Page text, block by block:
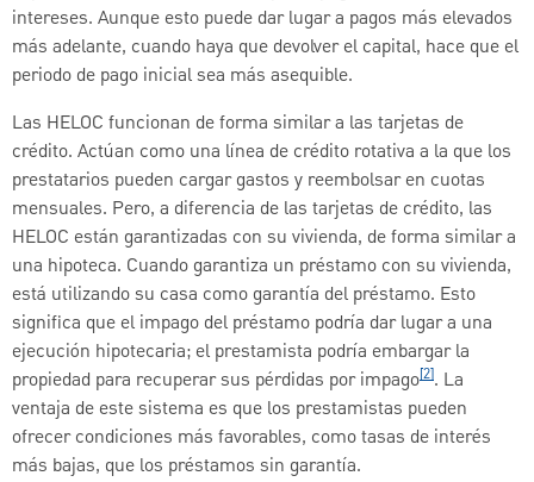
intereses. Aunque esto puede dar lugar a pagos más elevados
más adelante, cuando haya que devolver el capital, hace que el
periodo de pago inicial sea más asequible.
Las HELOC funcionan de forma similar a las tarjetas de
crédito. Actúan como una línea de crédito rotativa a la que los
prestatarios pueden cargar gastos y reembolsar en cuotas
mensuales. Pero, a diferencia de las tarjetas de crédito, las
HELOC están garantizadas con su vivienda, de forma similar a
una hipoteca. Cuando garantiza un préstamo con su vivienda,
está utilizando su casa como garantía del préstamo. Esto
significa que el impago del préstamo podría dar lugar a una
ejecución hipotecaria; el prestamista podría embargar la
propiedad para recuperar sus pérdidas por impago[2]. La
ventaja de este sistema es que los prestamistas pueden
ofrecer condiciones más favorables, como tasas de interés
más bajas, que los préstamos sin garantía.